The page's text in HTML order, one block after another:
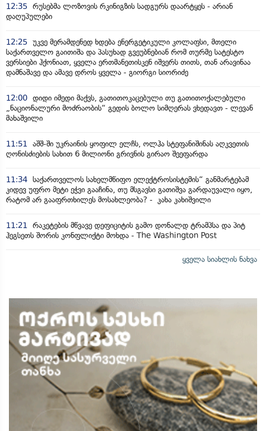
12:35 რუსებმა ლოზოვის რკინიგზის სადგურს დაარტყეს - არიან
დაღუპულები
12:25 უკვე მერამდენედ ხდება ენერგეტიკული კოლაფსი, მთელი
საქართველო გაითიშა და პასუხად გვეუბნებიან რომ თურმე სატესტო
ვერსიები ჰქონიათ, ყველა ერთმანეთისკენ იშვერს თითს, თან არავინაა
დამნაშავე და ამავე დროს ყველა - გიორგი სიორიძე
12:00 დიდი იმედი მაქვს, გათითოკაცებული თუ გათითოქალებული
„ნაციონალური მოძრაობის“ გედის ბოლო სიმღერას ვხედავთ - ლევან
მახაშვილი
11:51 აშშ-ში უკრაინის ყოფილ ელჩს, ოლჰა სტეფანიშინას აღკვეთის
ღონისძიების სახით 6 მილიონი გრივნის გირაო შეეფარდა
11:34 საქართველოს სახელმწიფო ელექტროსისტემის“ განმარტებამ
კიდევ უფრო მეტი ეჭვი გააჩინა, თუ მსგავსი გათიშვა გარდაუვალი იყო,
რატომ არ გააფრთხილეს მოსახლეობა? - კახა კახიშვილი
11:21 რაკეტების მწვავე დეფიციტის გამო დონალდ ტრამპსა და პიტ
ჰეგსეთს შორის კონფლიქტი მოხდა - The Washington Post
ყველა სიახლის ნახვა